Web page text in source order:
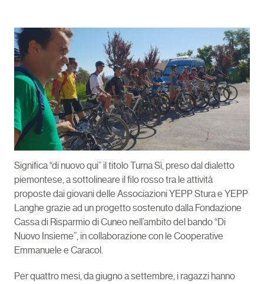
Significa “di nuovo qui” il titolo Turna Sì, preso dal dialetto
piemontese, a sottolineare il filo rosso tra le attività
proposte dai giovani delle Associazioni YEPP Stura e YEPP
Langhe grazie ad un progetto sostenuto dalla Fondazione
Cassa di Risparmio di Cuneo nell’ambito del bando “Di
Nuovo Insieme”, in collaborazione con le Cooperative
Emmanuele e Caracol.
Per quattro mesi, da giugno a settembre, i ragazzi hanno